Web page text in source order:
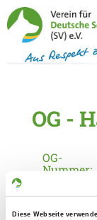
Diese Webseite
OG -
OG-
Nummer: